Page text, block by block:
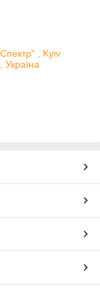
, Kyiv
Україна